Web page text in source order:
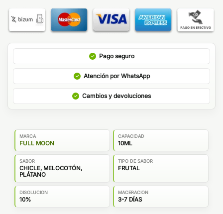
Pago seguro
Atención por WhatsApp
Cambios y devoluciones
MARCA
FULL MOON
CAPACIDAD
10ML
SABOR
CHICLE, MELOCOTÓN,
PLÁTANO
TIPO DE SABOR
FRUTAL
DISOLUCION
10%
MACERACION
3-7 DÍAS